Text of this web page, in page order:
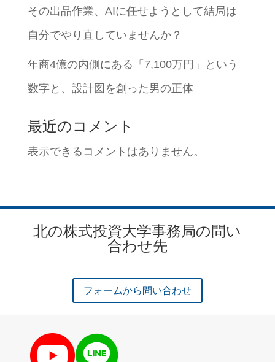
その出品作業、AIに任せようとして結局は
自分でやり直していませんか？
年商4億の内側にある「7,100万円」という
数字と、設計図を創った男の正体
最近のコメント
表示できるコメントはありません。
北の株式投資大学事務局の問い
合わせ先
フォームから問い合わせ